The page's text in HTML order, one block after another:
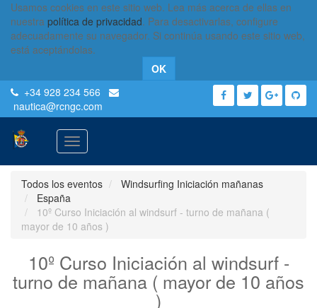
Usamos cookies en este sitio web. Lea más acerca de ellas en
nuestra política de privacidad. Para desactivarlas, configure
adecuadamente su navegador. Si continúa usando este sitio web,
está aceptándolas.
OK
+34 928 234 566
nautica@rcngc.com
Activar
navegación
Todos los eventos
Windsurfing Iniciación mañanas
España
10º Curso Iniciación al windsurf - turno de mañana (
mayor de 10 años )
10º Curso Iniciación al windsurf -
turno de mañana ( mayor de 10 años
)